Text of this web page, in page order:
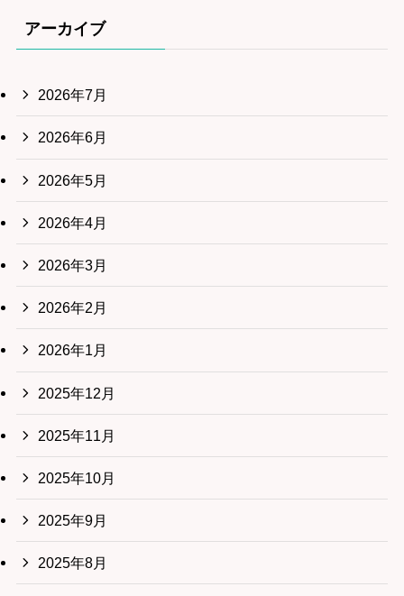
アーカイブ
2026年7月
2026年6月
2026年5月
2026年4月
2026年3月
2026年2月
2026年1月
2025年12月
2025年11月
2025年10月
2025年9月
2025年8月